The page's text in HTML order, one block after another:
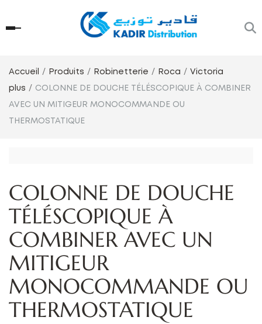
Accueil Produits Robinetterie Roca Victoria
plus COLONNE DE DOUCHE TÉLÉSCOPIQUE À COMBINER
AVEC UN MITIGEUR MONOCOMMANDE OU
THERMOSTATIQUE
COLONNE DE DOUCHE
TÉLÉSCOPIQUE À
COMBINER AVEC UN
MITIGEUR
MONOCOMMANDE OU
THERMOSTATIQUE